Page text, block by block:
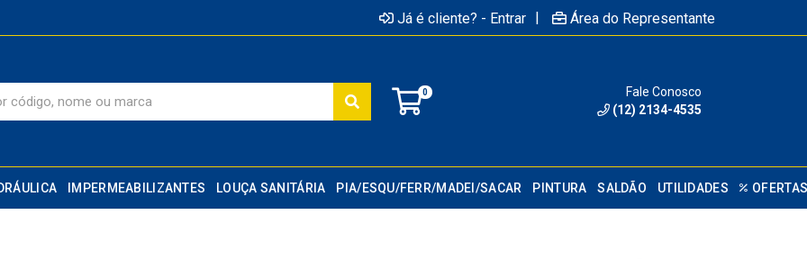
Já é cliente? - Entrar | Área do Representante
0
Fale Conosco
(12) 2134-4535
IMPERMEABILIZANTES LOUÇA SANITÁRIA PIA/ESQU/FERR/MADEI/SACAR PINTURA SALDÃO UTILIDADES